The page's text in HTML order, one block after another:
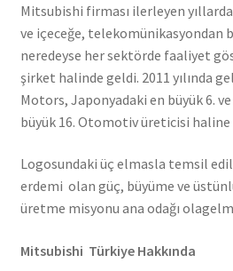
Mitsubishi firması ilerleyen
ve içeceğe, telekomünikasyondan
neredeyse her sektörde faaliyet
şirket halinde geldi. 2011 yılında
Motors, Japonyadaki en büyük 6.
büyük 16. Otomotiv üreticisi haline
Logosundaki üç elmasla temsil
erdemi olan güç, büyüme ve
üretme misyonu ana odağı
Mitsubishi Türkiye Hakkında